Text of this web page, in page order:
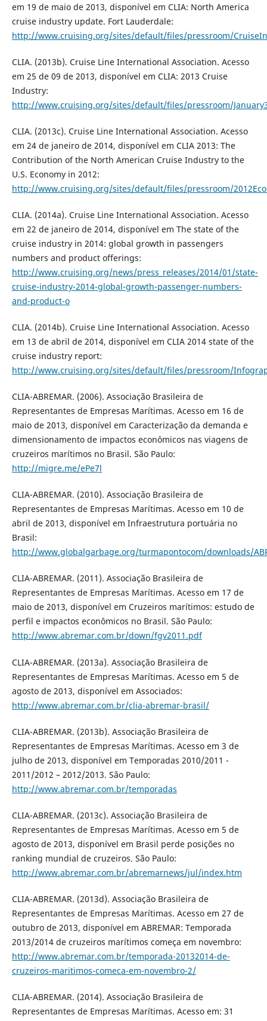
em 19 de maio de 2013, disponível em CLIA: North America
cruise industry update. Fort Lauderdale:
http://www.cruising.org/sites/default/files/pressroom/
CLIA. (2013b). Cruise Line International Association. Acesso
em 25 de 09 de 2013, disponível em CLIA: 2013 Cruise
Industry:
http://www.cruising.org/sites/default/files/pressroom/
CLIA. (2013c). Cruise Line International Association. Acesso
em 24 de janeiro de 2014, disponível em CLIA 2013: The
Contribution of the North American Cruise Industry to the
U.S. Economy in 2012:
http://www.cruising.org/sites/default/files/pressroom/
CLIA. (2014a). Cruise Line International Association. Acesso
em 22 de janeiro de 2014, disponível em The state of the
cruise industry in 2014: global growth in passengers
numbers and product offerings:
http://www.cruising.org/news/press_releases/2014/01/state-
cruise-industry-2014-global-growth-passenger-numbers-
and-product-o
CLIA. (2014b). Cruise Line International Association. Acesso
em 13 de abril de 2014, disponível em CLIA 2014 state of the
cruise industry report:
http://www.cruising.org/sites/default/files/pressroom/
CLIA-ABREMAR. (2006). Associação Brasileira de
Representantes de Empresas Marítimas. Acesso em 16 de
maio de 2013, disponível em Caracterização da demanda e
dimensionamento de impactos econômicos nas viagens de
cruzeiros marítimos no Brasil. São Paulo:
http://migre.me/ePe7l
CLIA-ABREMAR. (2010). Associação Brasileira de
Representantes de Empresas Marítimas. Acesso em 10 de
abril de 2013, disponível em Infraestrutura portuária no
Brasil:
http://www.globalgarbage.org/turmapontocom/downloads/
CLIA-ABREMAR. (2011). Associação Brasileira de
Representantes de Empresas Marítimas. Acesso em 17 de
maio de 2013, disponível em Cruzeiros marítimos: estudo de
perfil e impactos econômicos no Brasil. São Paulo:
http://www.abremar.com.br/down/fgv2011.pdf
CLIA-ABREMAR. (2013a). Associação Brasileira de
Representantes de Empresas Marítimas. Acesso em 5 de
agosto de 2013, disponível em Associados:
http://www.abremar.com.br/clia-abremar-brasil/
CLIA-ABREMAR. (2013b). Associação Brasileira de
Representantes de Empresas Marítimas. Acesso em 3 de
julho de 2013, disponível em Temporadas 2010/2011 -
2011/2012 – 2012/2013. São Paulo:
http://www.abremar.com.br/temporadas
CLIA-ABREMAR. (2013c). Associação Brasileira de
Representantes de Empresas Marítimas. Acesso em 5 de
agosto de 2013, disponível em Brasil perde posições no
ranking mundial de cruzeiros. São Paulo:
http://www.abremar.com.br/abremarnews/jul/index.htm
CLIA-ABREMAR. (2013d). Associação Brasileira de
Representantes de Empresas Marítimas. Acesso em 27 de
outubro de 2013, disponível em ABREMAR: Temporada
2013/2014 de cruzeiros marítimos começa em novembro:
http://www.abremar.com.br/temporada-20132014-de-
cruzeiros-maritimos-comeca-em-novembro-2/
CLIA-ABREMAR. (2014). Associação Brasileira de
Representantes de Empresas Marítimas. Acesso em: 31